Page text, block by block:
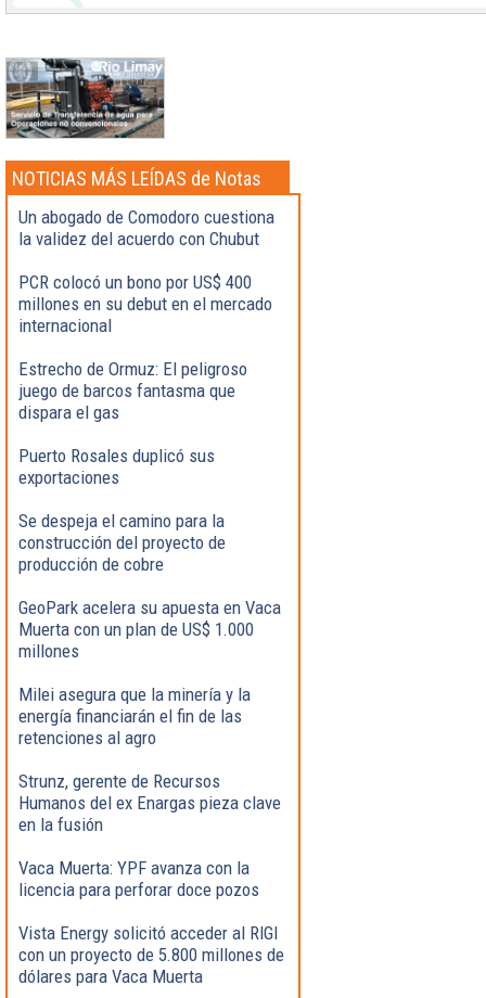
NOTICIAS MÁS LEÍDAS de Notas
Destacadas
Un abogado de Comodoro cuestiona
la validez del acuerdo con Chubut
PCR colocó un bono por US$ 400
millones en su debut en el mercado
internacional
Estrecho de Ormuz: El peligroso
juego de barcos fantasma que
dispara el gas
Puerto Rosales duplicó sus
exportaciones
Se despeja el camino para la
construcción del proyecto de
producción de cobre
GeoPark acelera su apuesta en Vaca
Muerta con un plan de US$ 1.000
millones
Milei asegura que la minería y la
energía financiarán el fin de las
retenciones al agro
Strunz, gerente de Recursos
Humanos del ex Enargas pieza clave
en la fusión
Vaca Muerta: YPF avanza con la
licencia para perforar doce pozos
Vista Energy solicitó acceder al RIGI
con un proyecto de 5.800 millones de
dólares para Vaca Muerta